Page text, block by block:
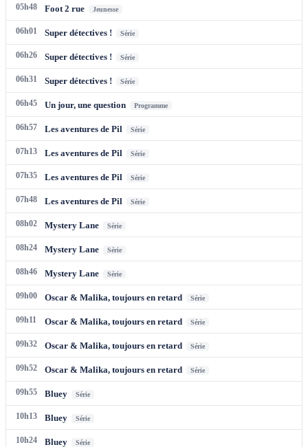
05h48 Foot 2 rue Jeunesse
06h01 Super détectives ! Série
06h26 Super détectives ! Série
06h31 Super détectives ! Série
06h45 Un jour, une question Programme
06h57 Les aventures de Pil Série
07h13 Les aventures de Pil Série
07h35 Les aventures de Pil Série
07h48 Les aventures de Pil Série
08h02 Mystery Lane Série
08h24 Mystery Lane Série
08h46 Mystery Lane Série
09h00 Oscar & Malika, toujours en retard Série
09h11 Oscar & Malika, toujours en retard Série
09h32 Oscar & Malika, toujours en retard Série
09h52 Oscar & Malika, toujours en retard Série
09h55 Bluey Série
10h13 Bluey Série
10h24 Bluey Série